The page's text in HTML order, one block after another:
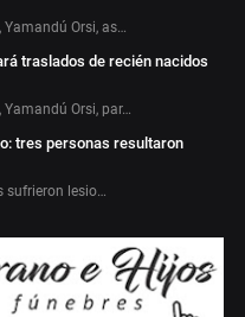
Orsi, as…
traslados de recién nacidos
Orsi, par…
tres personas resultaron
lesio…